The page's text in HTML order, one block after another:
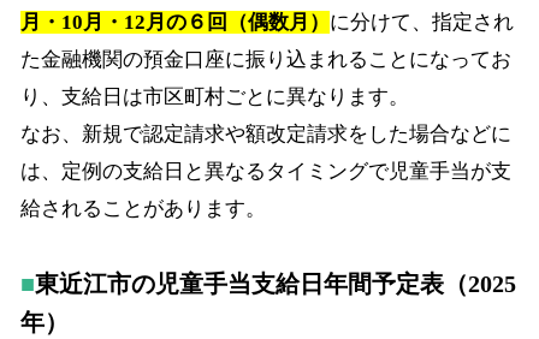
月・10月・12月の６回（偶数月） に分けて、指定され
た金融機関の預金口座に振り込まれることになってお
り、支給日は市区町村ごとに異なります。
なお、新規で認定請求や額改定請求をした場合などに
は、定例の支給日と異なるタイミングで児童手当が支
給されることがあります。
東近江市の児童手当支給日年間予定表（2025
年）